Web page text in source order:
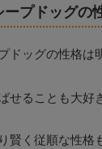
プドッグの
ドッグの性格は
せることも大好
賢く従順な性格